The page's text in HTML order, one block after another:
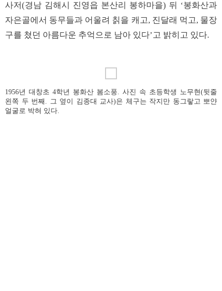
사저(경남 김해시 진영읍 본산리 봉하마을) 뒤 ‘봉화산과
자은골에서 동무들과 어울려 칡을 캐고, 진달래 먹고, 물장
구를 쳤던 아름다운 추억으로 남아 있다’고 밝히고 있다.
1956년 대창초 4학년 봉화산 봄소풍. 사진 속 초등학생 노무현(뒷줄
왼쪽 두 번째. 그 옆이 김종대 교사)은 체구는 작지만 동그랗고 뽀얀
얼굴로 박혀 있다.